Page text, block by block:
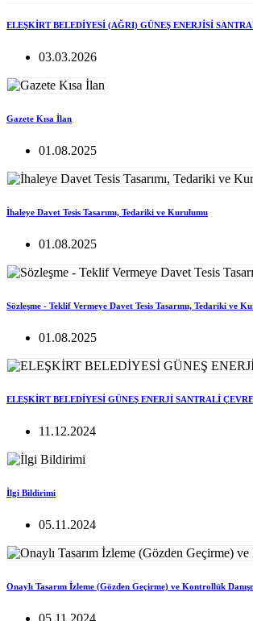
ELEŞKİRT BELEDİYESİ (AĞRI) GÜNEŞ ENERJİSİ
03.03.2026
Gazete Kısa İlan
01.08.2025
İhaleye Davet Tesis Tasarımı, Tedariki ve Kurulumu
01.08.2025
Sözleşme - Teklif Vermeye Davet Tesis Tasarımı, Tedariki ve
01.08.2025
ELEŞKİRT BELEDİYESİ GÜNEŞ ENERJİ SANTRALİ
11.12.2024
İlgi Bildirimi
05.11.2024
Onaylı Tasarım İzleme (Gözden Geçirme) ve Kontrollük
05.11.2024